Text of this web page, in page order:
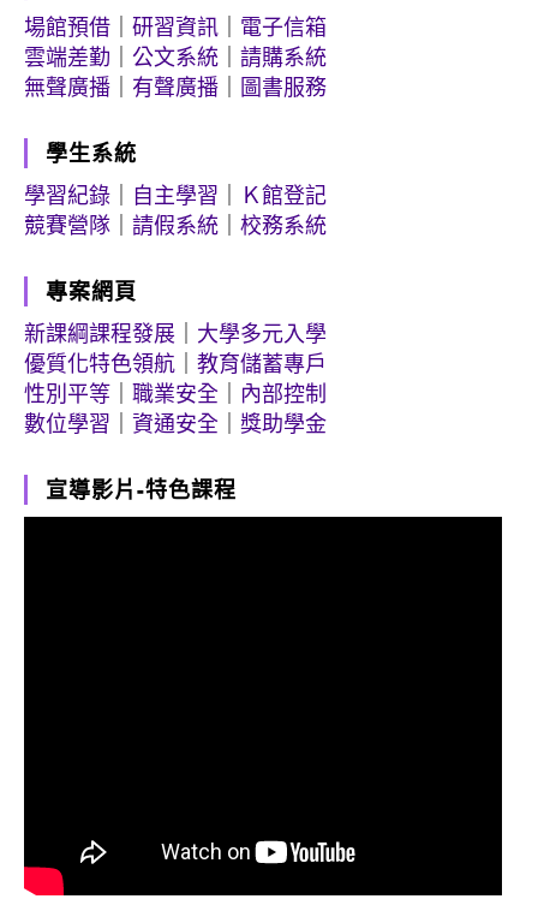
場館預借
研習資訊
電子信箱
雲端差勤
公文系統
請購系統
無聲廣播
有聲廣播 圖書服務
學生系統
學習紀錄
自主學習
Ｋ館登記
競賽營隊
請假系統 校務系統
專案網頁
新課綱課程發展
大學多元入學
優質化特色領航
教育儲蓄專戶
性別平等
職業安全
內部控制
數位學習
資通安全 獎助學金
宣導影片-特色課程